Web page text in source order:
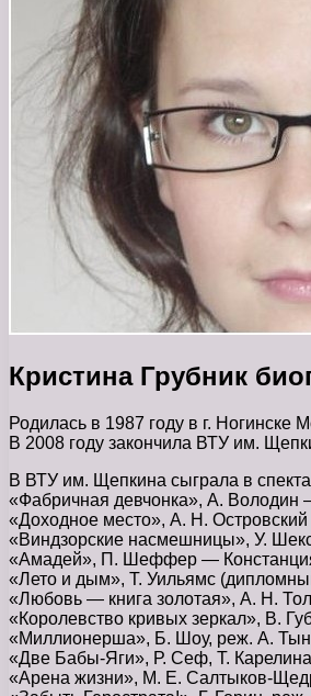
Кристина Грубник
Родилась в 1987 году в г. Ногинске
В 2008 году закончила ВТУ им.
В ВТУ им. Щепкина сыграла в
«Фабричная девчонка», А. Володин
«Доходное место», А. Н.
«Виндзорские насмешницы», У.
«Амадей», П. Шеффер —
«Лето и дым», Т. Уильямс
«Любовь — книга золотая», А. Н.
«Королевство кривых зеркал», В.
«Миллионерша», Б. Шоу, реж. А.
«Две Бабы-Яги», Р. Сеф, Т.
«Арена жизни», М. Е. Салтыков-